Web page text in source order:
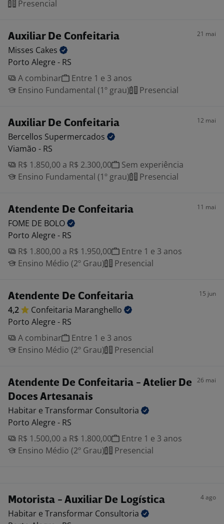
Presencial
Auxiliar De Confeitaria 21 mai
Misses Cakes
Porto Alegre - RS
A combinar
Entre 1 e 3 anos
Ensino Fundamental (1º grau)
Presencial
Auxiliar De Confeitaria 12 mai
Bercellos Supermercados
Viamão - RS
R$ 1.850,00 a R$ 2.300,00
Sem experiência
Ensino Fundamental (1º grau)
Presencial
Atendente De Confeitaria 11 mai
FOME DE BOLO
Porto Alegre - RS
R$ 1.800,00 a R$ 1.950,00
Entre 1 e 3 anos
Ensino Médio (2º Grau)
Presencial
Atendente De Confeitaria 15 jun
4,2 Confeitaria Maranghello
Porto Alegre - RS
A combinar
Entre 1 e 3 anos
Ensino Médio (2º Grau)
Presencial
Atendente De Confeitaria - Atelier De
Doces Artesanais
26 mai
Habitar e Transformar Consultoria
Porto Alegre - RS
R$ 1.500,00 a R$ 1.800,00
Entre 1 e 3 anos
Ensino Médio (2º Grau)
Presencial
Motorista - Auxiliar De Logística 4 ago
Habitar e Transformar Consultoria